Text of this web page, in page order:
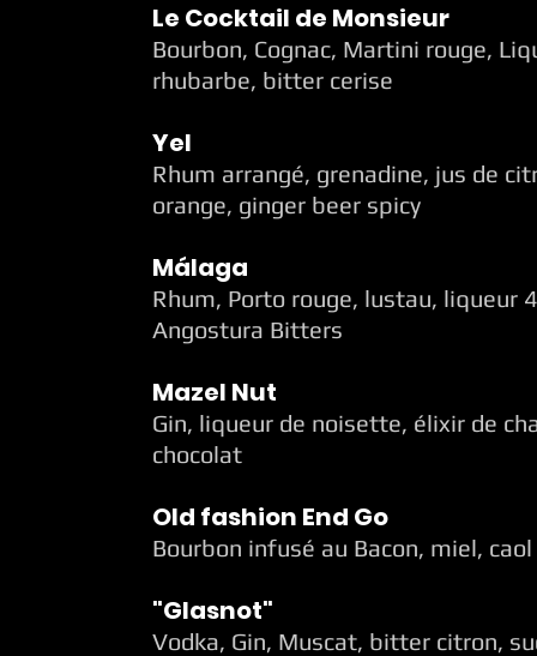
Le Cocktail de Monsieur
Bourbon, Cognac, Martini rouge,
rhubarbe, bitter cerise
Yel
Rhum arrangé, grenadine, jus de
orange, ginger beer spicy
Málaga
Rhum, Porto rouge, lustau, liqueur
Angostura Bitters
Mazel Nut
Gin, liqueur de noisette, élixir de
chocolat
Old fashion End Go
Bourbon infusé au Bacon, miel,
"Glasnot"
Vodka, Gin, Muscat, bitter citron,